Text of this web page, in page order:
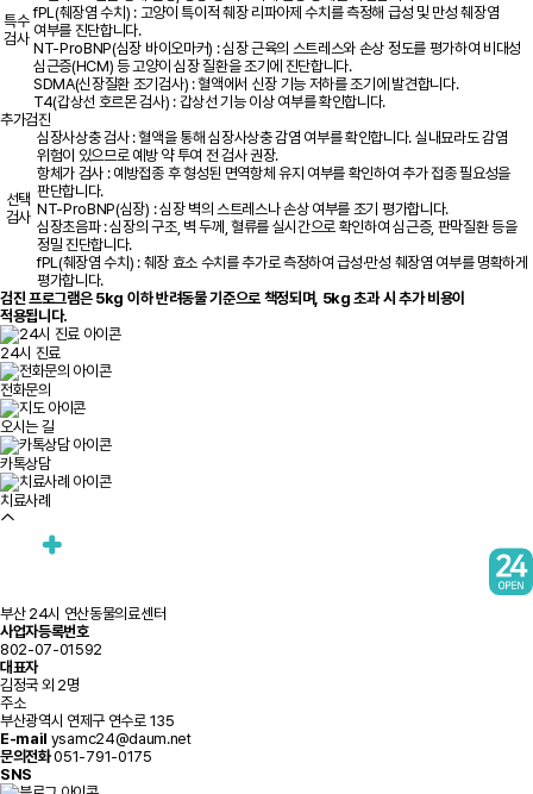
특수
검사
fPL(췌장염 수치) : 고양이 특이적 췌장 리파아제 수치를 측정해 급성 및 만성 췌장염
여부를 진단합니다.
NT-ProBNP(심장 바이오마커) : 심장 근육의 스트레스와 손상 정도를 평가하여 비대성
심근증(HCM) 등 고양이 심장 질환을 조기에 진단합니다.
SDMA(신장질환 조기검사) : 혈액에서 신장 기능 저하를 조기에 발견합니다.
T4(갑상선 호르몬 검사) : 갑상선 기능 이상 여부를 확인합니다.
추가검진
선택
검사
심장사상충 검사 : 혈액을 통해 심장사상충 감염 여부를 확인합니다. 실내묘라도 감염
위험이 있으므로 예방 약 투여 전 검사 권장.
항체가 검사 : 예방접종 후 형성된 면역항체 유지 여부를 확인하여 추가 접종 필요성을
판단합니다.
NT-ProBNP(심장) : 심장 벽의 스트레스나 손상 여부를 조기 평가합니다.
심장초음파 : 심장의 구조, 벽 두께, 혈류를 실시간으로 확인하여 심근증, 판막질환 등을
정밀 진단합니다.
fPL(췌장염 수치) : 췌장 효소 수치를 추가로 측정하여 급성·만성 췌장염 여부를 명확하게
평가합니다.
검진 프로그램은 5kg 이하 반려동물 기준으로 책정되며, 5kg 초과 시 추가 비용이
적용됩니다.
24시 진료
전화문의
오시는 길
카톡상담
치료사례
부산 24시 연산동물의료센터
사업자등록번호
802-07-01592
대표자
김정국 외 2명
주소
부산광역시 연제구 연수로 135
E-mail ysamc24@daum.net
문의전화051-791-0175
SNS